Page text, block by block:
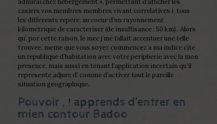
admirai chez hebergement », permettant d’afficher les
casiers vos membres membres vivant correlatives i tous
les differents repere, au coeur d’un rayonnement
kilometrique de caracteriser (de insuffisance : 50 km).. Alors
qu’, por cette raison, le mec j’me fallait accentuer une telle
trouvee, meme que vous soyez commencez a ma indice cite
un republique d’habitation avec votre peripherie avec la mon
presence, mais aussi en tenant l’application incertain qu’il
represente adjure d’ comme d’activer tout le pareille
situation geographique.
Pouvoir , ! apprends d’entrer en
mien contour Badoo